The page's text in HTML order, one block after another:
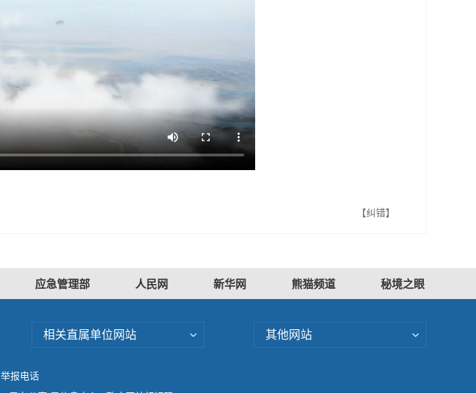
【纠错】
应急管理部 人民网 新华网 熊猫频道 秘境之眼
相关直属单位网站 其他网站
举报电话